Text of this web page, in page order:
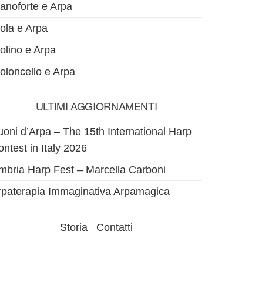
e Arpa
e Arpa
e Arpa
e Arpa
ULTIMI AGGIORNAMENTI
d’Arpa – The 15th International Harp
in Italy 2026
Harp Fest – Marcella Carboni
Immaginativa Arpamagica
Storia Contatti